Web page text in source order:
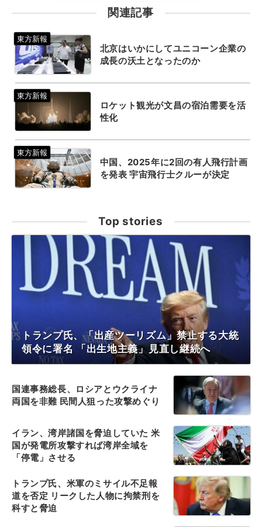
関連記事
北京はいかにしてユニコーン企業の
成長の沃土となったのか
ロケット観光が文昌の宿泊需要を活
性化
中国、2025年に2回の有人飛行計画
を発表 宇宙飛行士クルーが決定
Top stories
トランプ氏、「出産ツーリズム」禁止する大統
領令に署名 「出生地主義」見直し継続へ
国連事務総長、ロシアとウクライナ
両国を非難 民間人狙った攻撃めぐり
イラン、湾岸諸国を脅迫していた 米
国が発電所攻撃すれば湾岸全域を
「停電」させる
トランプ氏、米軍のミサイル不足報
道を否定 リークした人物に拘禁刑を
科すと脅迫